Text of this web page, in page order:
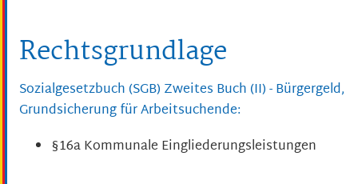
Rechtsgrundlage
Sozialgesetzbuch (SGB) Zweites Buch (II) - Bürgergeld,
Grundsicherung für Arbeitsuchende:
§16a Kommunale Eingliederungsleistungen